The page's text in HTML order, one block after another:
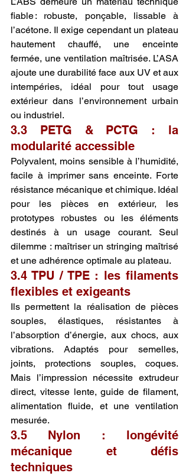
fiable : robuste, ponçable, lissable à
l’acétone. Il exige cependant un plateau
hautement chauffé, une enceinte
fermée, une ventilation maîtrisée. L’ASA
ajoute une durabilité face aux UV et aux
intempéries, idéal pour tout usage
extérieur dans l’environnement urbain
ou industriel.
3.3 PETG & PCTG : la
modularité accessible
Polyvalent, moins sensible à l’humidité,
facile à imprimer sans enceinte. Forte
résistance mécanique et chimique. Idéal
pour les pièces en extérieur, les
prototypes robustes ou les éléments
destinés à un usage courant. Seul
dilemme : maîtriser un stringing maîtrisé
et une adhérence optimale au plateau.
3.4 TPU / TPE : les filaments
flexibles et exigeants
Ils permettent la réalisation de pièces
souples, élastiques, résistantes à
l’absorption d’énergie, aux chocs, aux
vibrations. Adaptés pour semelles,
joints, protections souples, coques.
Mais l’impression nécessite extrudeur
direct, vitesse lente, guide de filament,
alimentation fluide, et une ventilation
mesurée.
3.5 Nylon : longévité
mécanique et défis
techniques